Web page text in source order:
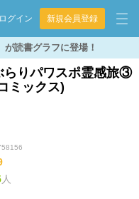
ログイン 新規会員登録
読書グラフに登場！
りパワスポ霊感旅③
ミックス)
人